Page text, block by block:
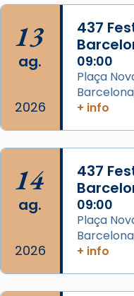
Aquest dilluns,
missa d’acció de
comitè
del Sant Pare Lleó
col·laboradors, a
L’arquebisbe de
📸 Dr. G. Simón
Photo
View on Facebook · Share
13
ag.
2026
437
09:00
Plaça
+ info
14
ag.
2026
437
09:00
Plaça
+ info